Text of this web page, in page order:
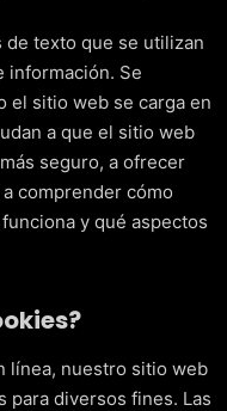
de texto que se utilizan
información. Se
el sitio web se carga en
a que el sitio web
seguro, a ofrecer
comprender cómo
y qué aspectos
línea, nuestro sitio web
para diversos fines. Las